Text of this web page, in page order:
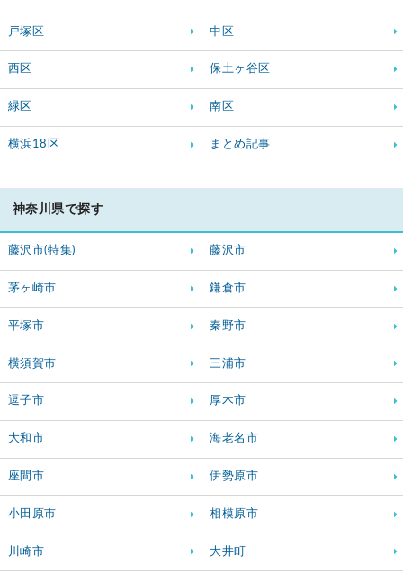
戸塚区 中区
西区 保土ヶ谷区
緑区 南区
横浜18区 まとめ記事
神奈川県で探す
藤沢市(特集) 藤沢市
茅ヶ崎市 鎌倉市
平塚市 秦野市
横須賀市 三浦市
逗子市 厚木市
大和市 海老名市
座間市 伊勢原市
小田原市 相模原市
川崎市 大井町